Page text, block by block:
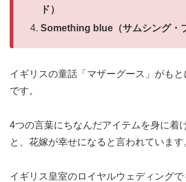
ド）
Something blue（サムシング・
イギリスの童話「マザーグース」がもと
です。
4つの言葉にちなんだアイテムを身に着
と、花嫁が幸せになると言われています
イギリス皇室のロイヤルウェディング